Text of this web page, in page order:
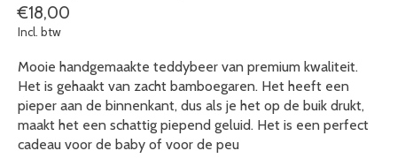
€18,00
Incl. btw
Mooie handgemaakte teddybeer van premium kwaliteit.
Het is gehaakt van zacht bamboegaren. Het heeft een
pieper aan de binnenkant, dus als je het op de buik drukt,
maakt het een schattig piepend geluid. Het is een perfect
cadeau voor de baby of voor de peu